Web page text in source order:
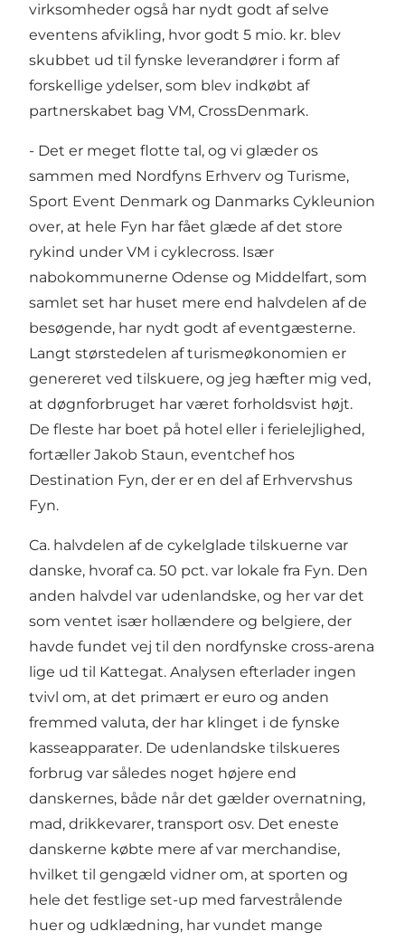
virksomheder også har nydt godt af selve
eventens afvikling, hvor godt 5 mio. kr. blev
skubbet ud til fynske leverandører i form af
forskellige ydelser, som blev indkøbt af
partnerskabet bag VM, CrossDenmark.
- Det er meget flotte tal, og vi glæder os
sammen med Nordfyns Erhverv og Turisme,
Sport Event Denmark og Danmarks Cykleunion
over, at hele Fyn har fået glæde af det store
rykind under VM i cyklecross. Især
nabokommunerne Odense og Middelfart, som
samlet set har huset mere end halvdelen af de
besøgende, har nydt godt af eventgæsterne.
Langt størstedelen af turismeøkonomien er
genereret ved tilskuere, og jeg hæfter mig ved,
at døgnforbruget har været forholdsvist højt.
De fleste har boet på hotel eller i ferielejlighed,
fortæller Jakob Staun, eventchef hos
Destination Fyn, der er en del af Erhvervshus
Fyn.
Ca. halvdelen af de cykelglade tilskuerne var
danske, hvoraf ca. 50 pct. var lokale fra Fyn. Den
anden halvdel var udenlandske, og her var det
som ventet især hollændere og belgiere, der
havde fundet vej til den nordfynske cross-arena
lige ud til Kattegat. Analysen efterlader ingen
tvivl om, at det primært er euro og anden
fremmed valuta, der har klinget i de fynske
kasseapparater. De udenlandske tilskueres
forbrug var således noget højere end
danskernes, både når det gælder overnatning,
mad, drikkevarer, transport osv. Det eneste
danskerne købte mere af var merchandise,
hvilket til gengæld vidner om, at sporten og
hele det festlige set-up med farvestrålende
huer og udklædning, har vundet mange